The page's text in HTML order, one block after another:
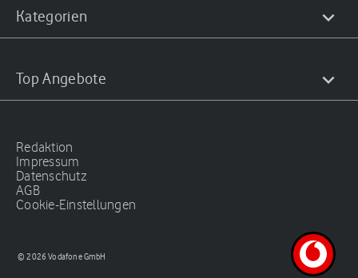
Kategorien
Top Angebote
Redaktion
Impressum
Datenschutz
AGB
Cookie-Einstellungen
© 2026 Vodafone GmbH